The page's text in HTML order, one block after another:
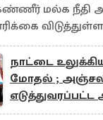
மல்க நீதி
நாட்டை
மோதல் ;
எடுத்துவரப்பட்ட
உடலங்கள்